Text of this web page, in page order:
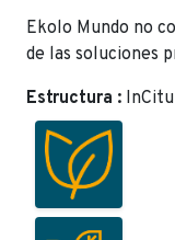
Ekolo Mundo no
de las soluciones
Estructura : InCitu